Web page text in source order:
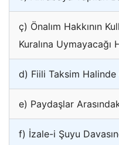
ç) Önalım Hakkının
Kuralına Uymayacağı
d) Fiili Taksim Halinde
e) Paydaşlar
f) İzale-i Şuyu